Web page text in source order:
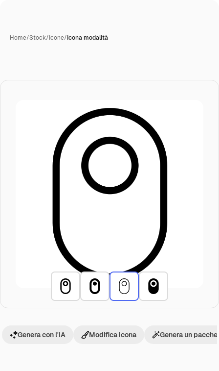
Home/Stock/Icone/Icona modalità
Genera con l'IA Modifica icona Genera un